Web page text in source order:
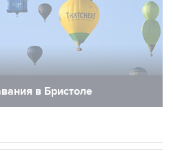
в Бристоле